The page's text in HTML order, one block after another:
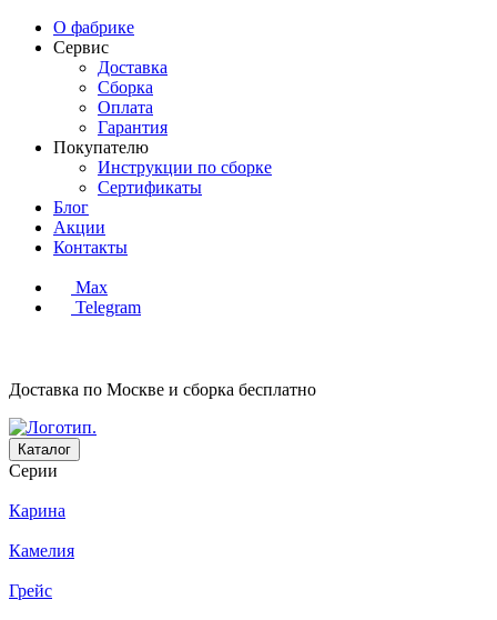
О фабрике
Сервис
Доставка
Сборка
Оплата
Гарантия
Покупателю
Инструкции по сборке
Сертификаты
Блог
Акции
Контакты
Max
Telegram
Доставка по Москве и сборка бесплатно
Каталог
Серии
Карина
Камелия
Грейс